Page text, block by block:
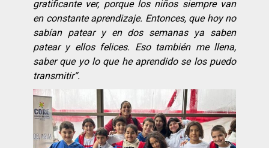
gratificante ver, porque los niños siempre van
en constante aprendizaje. Entonces, que hoy no
sabían patear y en dos semanas ya saben
patear y ellos felices. Eso también me llena,
saber que yo lo que he aprendido se los puedo
transmitir“.